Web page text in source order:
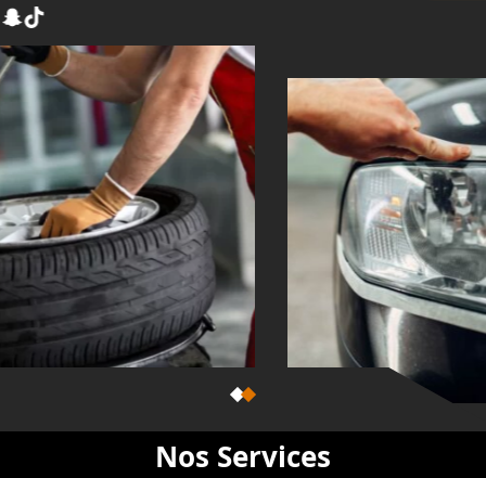
InstagramSnapchat TikTok
Nos Services